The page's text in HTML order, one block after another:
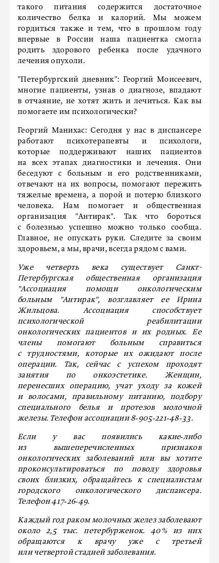
такого питания содержится достаточное
количество белка и калорий. Мы можем
гордиться также и тем, что в прошлом году
впервые в России наша пациентка смогла
родить здорового ребенка после удачного
лечения опухоли.
"Петербургский дневник": Георгий Моисеевич,
многие пациенты, узнав о диагнозе, впадают
в отчаяние, не хотят жить и лечиться. Как вы
помогаете им психологически?
Георгий Манихас: Сегодня у нас в диспансере
работают психотерапевты и психологи,
которые поддерживают наших пациентов
на всех этапах диаг­ностики и лечения. Они
беседуют с больным и его родственниками,
отвечают на их вопросы, помогают пережить
тяжелые времена, а порой и потерю близкого
человека. Нам помогает и общественная
организация "Антирак". Так что бороться
с болезнью успешно можно только сообща.
Главное, не опускать руки. Следите за своим
здоровьем, а мы, врачи, всегда рядом с вами.
Уже четверть века существует Санкт-
Петербургская общественная организация
"Ассоциация помощи онкологическим
больным "Антирак", возглавляет ее Ирина
Жильцова. Ассоциация способствует
психологической реабилитации
онкологических пациентов и их родных. Ее
члены помогают больным справиться
с трудностями, которые их ожидают после
операции. Так, сейчас с успехом проходят
занятия по онкоэстетике. Женщин,
перенесших операцию, учат уходу за кожей
и волосами, правильному питанию, подбору
специального белья и протезов молочной
железы. Телефон ассоциации 8‑905‑221‑48‑33.
Если у вас появились какие‑либо
из вышеперечисленных признаков
онкологических заболеваний или вы хотите
проконсультироваться по поводу здоровья
своих близких, обращайтесь к специалис­там
городского онкологического диспансера.
Телефон 417‑26‑49.
Каждый год раком молочных желез заболевают
около 2,5 тыс. петербурженок. 40 % из них
обращаются к врачу уже с третьей
или четвертой стадией заболевания.